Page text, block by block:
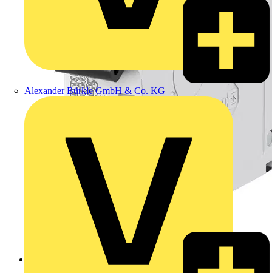
Alexander Bürkle GmbH & Co. KG
FI/LS Leitungs- und Personenschutz von ABB in einer